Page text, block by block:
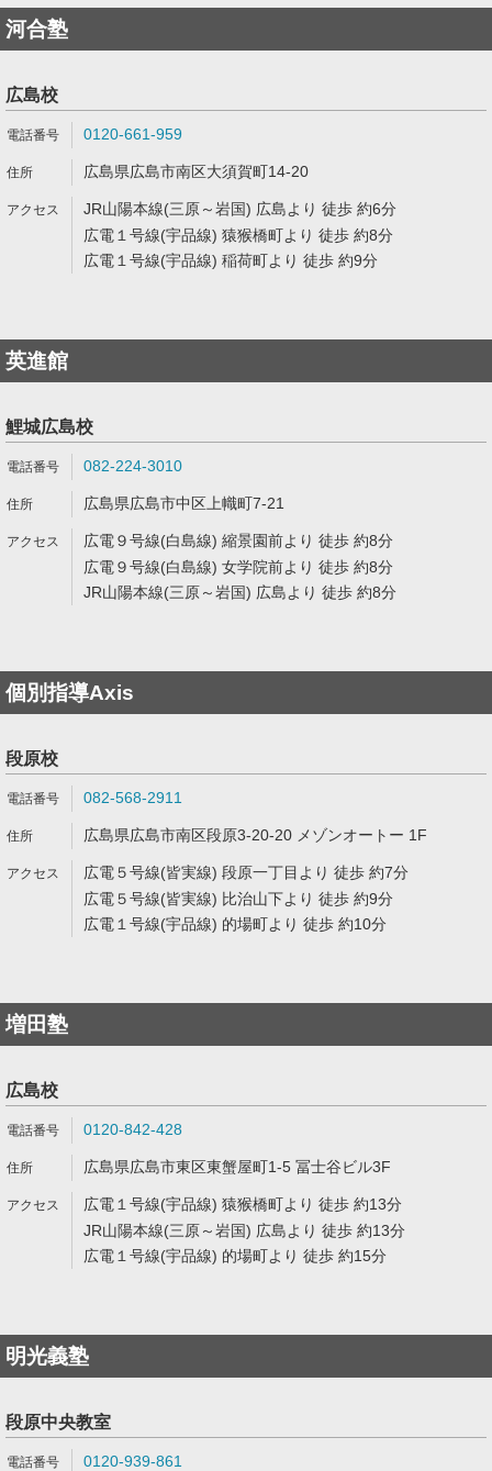
河合塾
広島校
0120-661-959
広島県広島市南区大須賀町14-20
JR山陽本線(三原～岩国) 広島より 徒歩 約6分
広電１号線(宇品線) 猿猴橋町より 徒歩 約8分
広電１号線(宇品線) 稲荷町より 徒歩 約9分
英進館
鯉城広島校
082-224-3010
広島県広島市中区上幟町7-21
広電９号線(白島線) 縮景園前より 徒歩 約8分
広電９号線(白島線) 女学院前より 徒歩 約8分
JR山陽本線(三原～岩国) 広島より 徒歩 約8分
個別指導Axis
段原校
082-568-2911
広島県広島市南区段原3-20-20 メゾンオートー 1F
広電５号線(皆実線) 段原一丁目より 徒歩 約7分
広電５号線(皆実線) 比治山下より 徒歩 約9分
広電１号線(宇品線) 的場町より 徒歩 約10分
増田塾
広島校
0120-842-428
広島県広島市東区東蟹屋町1-5 冨士谷ビル3F
広電１号線(宇品線) 猿猴橋町より 徒歩 約13分
JR山陽本線(三原～岩国) 広島より 徒歩 約13分
広電１号線(宇品線) 的場町より 徒歩 約15分
明光義塾
段原中央教室
0120-939-861